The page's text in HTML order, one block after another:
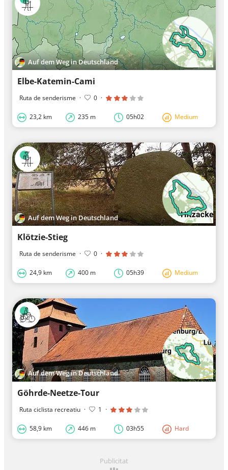
Auf dem Weg in Deutschland
Elbe-Katemin-Cami
Ruta de senderisme · 0 ·
23,2 km 235 m 05h02 Medium
Auf dem Weg in Deutschland
Klötzie-Stieg
Ruta de senderisme · 0 ·
24,9 km 400 m 05h39 Medium
Auf dem Weg in Deutschland
Göhrde-Neetze-Tour
Ruta ciclista recreatiu · 1 ·
58,9 km 446 m 03h55 Hard
Publicitat